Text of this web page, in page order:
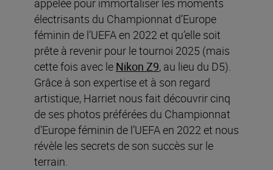
appelée pour immortaliser les moments
électrisants du Championnat d’Europe
féminin de l’UEFA en 2022 et qu’elle soit
prête à revenir pour le tournoi 2025 (mais
cette fois avec le Nikon Z9, au lieu du D5).
Grâce à son expertise et à son regard
artistique, Harriet nous fait découvrir cinq
de ses photos préférées du Championnat
d’Europe féminin de l’UEFA en 2022 et nous
révèle les secrets de son succès sur le
terrain.